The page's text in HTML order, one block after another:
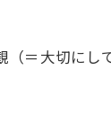
＝大切にし